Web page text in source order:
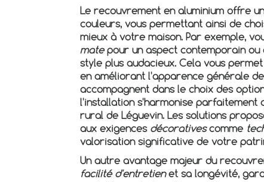
Le recouvrement en aluminium offre
couleurs, vous permettant ainsi de
mieux à votre maison. Par exemple,
matepour un aspect contemporain ou
style plus audacieux. Cela vous
en améliorant l'apparence générale
accompagnent dans le choix des
l'installation s'harmonise parfaitement
rural de Léguevin. Les solutions
aux exigences décorativescomme
valorisation significative de votre
Un autre avantage majeur du
facilité d'entretienet sa longévité,